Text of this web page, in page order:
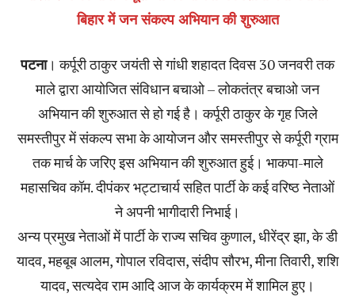
बिहार में जन संकल्प अभियान की शुरुआत
पटना। कर्पूरी ठाकुर जयंती से गांधी शहादत दिवस 30 जनवरी तक
माले द्वारा आयोजित संविधान बचाओ – लोकतंत्र बचाओ जन
अभियान की शुरुआत से हो गई है। कर्पूरी ठाकुर के गृह जिले
समस्तीपुर में संकल्प सभा के आयोजन और समस्तीपुर से कर्पूरी ग्राम
तक मार्च के जरिए इस अभियान की शुरुआत हुई। भाकपा-माले
महासचिव कॉम. दीपंकर भट्टाचार्य सहित पार्टी के कई वरिष्ठ नेताओं
ने अपनी भागीदारी निभाई।
अन्य प्रमुख नेताओं में पार्टी के राज्य सचिव कुणाल, धीरेंद्र झा, के डी
यादव, महबूब आलम, गोपाल रविदास, संदीप सौरभ, मीना तिवारी, शशि
यादव, सत्यदेव राम आदि आज के कार्यक्रम में शामिल हुए।